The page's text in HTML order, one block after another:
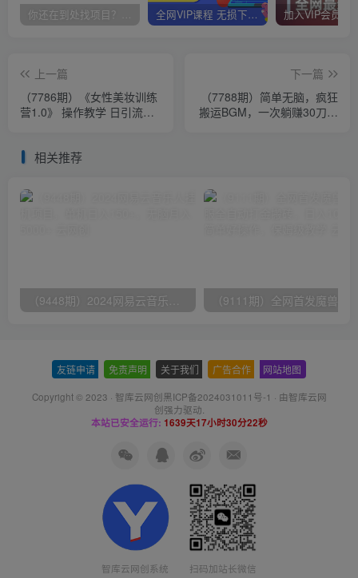
你还在到处找项目？还在当韭菜？我靠卖项目一个月收入5万+，曾经我也是个失败者。 全网VIP课程 无损下载~
上一篇
（7786期）《女性美妆训练
营1.0》 操作教学 日引流
下一篇
（7788期）简单无脑，疯狂
搬运BGM，一次躺赚30刀收
相关推荐
友链申请 免责声明 关于我们 广告合作 网站地图
Copyright © 2023 · 智库云网创黑ICP备2024031011号-1 · 由智库云网
创强力驱动.
本站已安全运行: 1639天17小时30分22秒
智库云网创系统
扫码加站长微信